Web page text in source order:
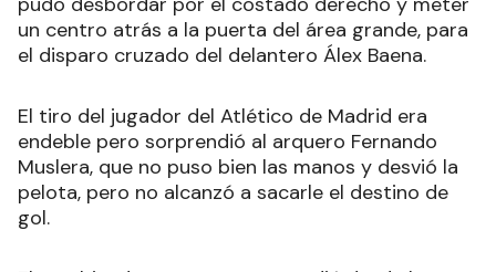
un centro atrás a la puerta del área grande, para
el disparo cruzado del delantero Álex Baena.
El tiro del jugador del Atlético de Madrid era
endeble pero sorprendió al arquero Fernando
Muslera, que no puso bien las manos y desvió la
pelota, pero no alcanzó a sacarle el destino de
gol.